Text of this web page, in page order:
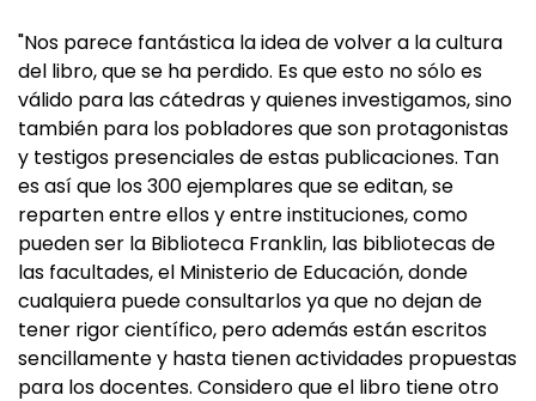
"Nos parece fantástica la idea de volver a la cultura
del libro, que se ha perdido. Es que esto no sólo es
válido para las cátedras y quienes investigamos, sino
también para los pobladores que son protagonistas
y testigos presenciales de estas publicaciones. Tan
es así que los 300 ejemplares que se editan, se
reparten entre ellos y entre instituciones, como
pueden ser la Biblioteca Franklin, las bibliotecas de
las facultades, el Ministerio de Educación, donde
cualquiera puede consultarlos ya que no dejan de
tener rigor científico, pero además están escritos
sencillamente y hasta tienen actividades propuestas
para los docentes. Considero que el libro tiene otro